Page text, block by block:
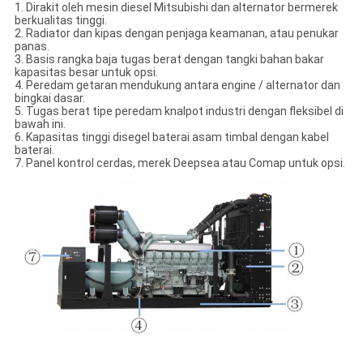
1. Dirakit oleh mesin diesel Mitsubishi dan alternator bermerek
berkualitas tinggi.
2. Radiator dan kipas dengan penjaga keamanan, atau penukar
panas.
3. Basis rangka baja tugas berat dengan tangki bahan bakar
kapasitas besar untuk opsi.
4. Peredam getaran mendukung antara engine / alternator dan
bingkai dasar.
5. Tugas berat tipe peredam knalpot industri dengan fleksibel di
bawah ini.
6. Kapasitas tinggi disegel baterai asam timbal dengan kabel
baterai.
7. Panel kontrol cerdas, merek Deepsea atau Comap untuk opsi.